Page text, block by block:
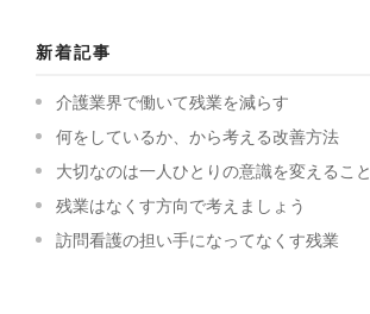
新着記事
介護業界で働いて残業を減らす
何をしているか、から考える改善方法
大切なのは一人ひとりの意識を変えること
残業はなくす方向で考えましょう
訪問看護の担い手になってなくす残業